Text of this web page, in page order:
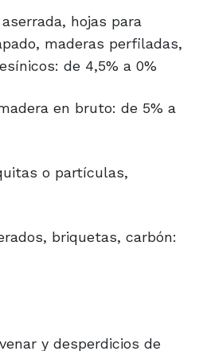
hojas para
maderas perfiladas,
de 4,5% a 0%
en bruto: de 5% a
o partículas,
briquetas, carbón:
y desperdicios de